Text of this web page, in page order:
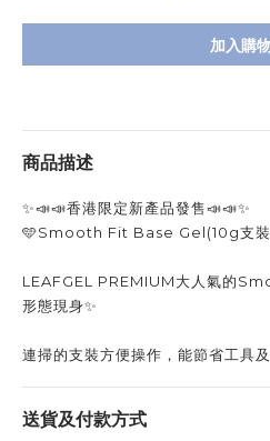
加入購
商品描述
✨️📣📣香港限定新產品發售📣📣✨️
🩵Smooth Fit Base Gel(10g支
LEAFGEL PREMIUM大人氣的
形態現身✨️
連掃的支裝方便操作，能節省工具
送貨及付款方式